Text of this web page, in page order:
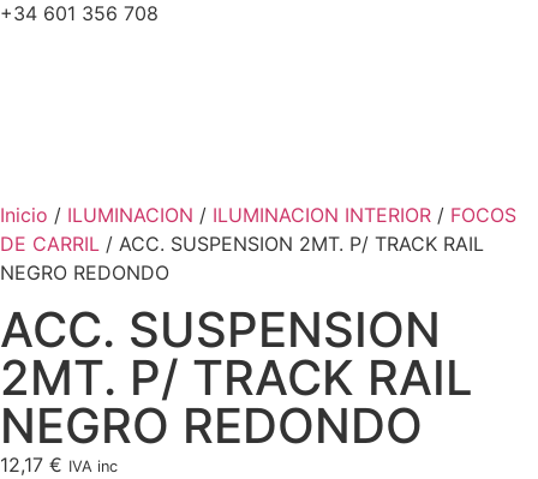
+34 601 356 708
Inicio / ILUMINACION / ILUMINACION INTERIOR / FOCOS
DE CARRIL / ACC. SUSPENSION 2MT. P/ TRACK RAIL
NEGRO REDONDO
ACC. SUSPENSION
2MT. P/ TRACK RAIL
NEGRO REDONDO
12,17 € IVA inc